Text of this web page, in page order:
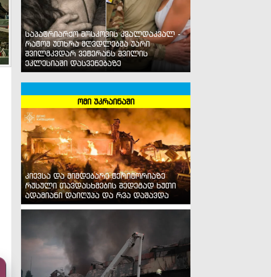
საპატრიარქო მოსკოვის კვალდაკვალ -
რატომ უთხრა მღვდლებმა უარი
შვილმკვდარ ვეტერანს შვილის
ეკლესიაში დასვენებაზე
ომი უკრაინაში
კიევსა და მიმდებარე ტერიტორიაზე
რუსული თავდასხმების შედეგად ხუთი
ადამიანი დაიღუპა და რვა დაშავდა